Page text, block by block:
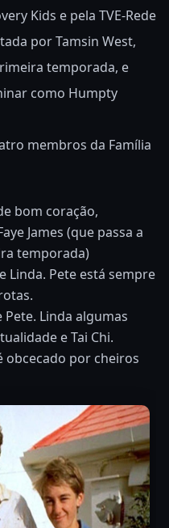
Kids e pela TVE-Rede
por Tamsin West,
temporada, e
como Humpty
membros da Família
bom coração,
James (que passa a
temporada)
Linda. Pete está sempre
Linda algumas
e Tai Chi.
obcecado por cheiros